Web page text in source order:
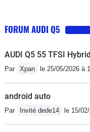
FORUM AUDI Q5
AUDI Q5 55 TFSI
Par Xpan le 25/05/2026 à
android auto
Par Invité dede14 le 15/